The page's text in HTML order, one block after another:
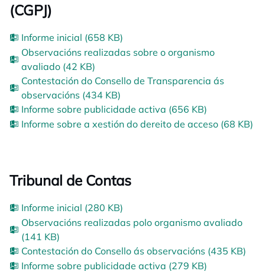
(CGPJ)
Informe inicial (658 KB)
Observacións realizadas sobre o organismo
avaliado (42 KB)
Contestación do Consello de Transparencia ás
observacións (434 KB)
Informe sobre publicidade activa (656 KB)
Informe sobre a xestión do dereito de acceso (68 KB)
Tribunal de Contas
Informe inicial (280 KB)
Observacións realizadas polo organismo avaliado
(141 KB)
Contestación do Consello ás observacións (435 KB)
Informe sobre publicidade activa (279 KB)